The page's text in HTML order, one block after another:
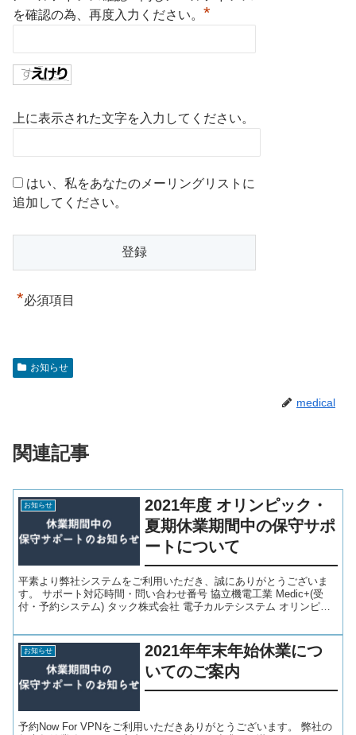
を確認の為、再度入力ください。 *
上に表示された文字を入力してください。
はい、私をあなたのメーリングリストに
追加してください。
*必須項目
お知らせ
medical
関連記事
お知らせ
2021年度 オリンピック・
夏期休業期間中の保守サポ
ートについて
平素より弊社システムをご利用いただき、誠にありがとうございま
す。 サポート対応時間・問い合わせ番号 協立機電工業 Medic+(受
付・予約システム) タック株式会社 電子カルテシステム オリンピッ
お知らせ
2021年年末年始休業につ
いてのご案内
予約Now For VPNをご利用いただきありがとうございます。 弊社の